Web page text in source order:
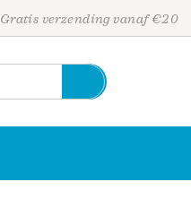
Gratis verzending vanaf €20
Personen